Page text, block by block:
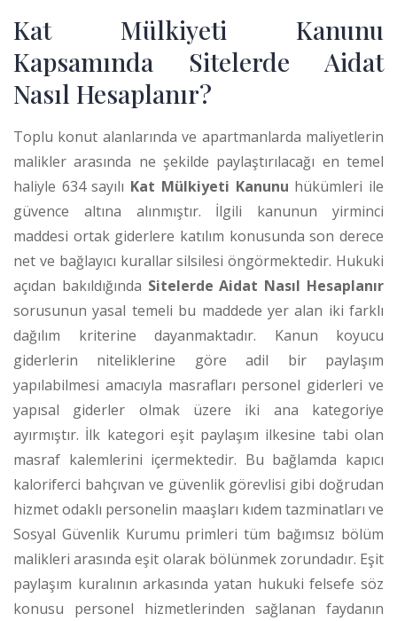
Kat Mülkiyeti Kanunu
Kapsamında Sitelerde Aidat
Nasıl Hesaplanır?
Toplu konut alanlarında ve apartmanlarda maliyetlerin
malikler arasında ne şekilde paylaştırılacağı en temel
haliyle 634 sayılı Kat Mülkiyeti Kanunu hükümleri ile
güvence altına alınmıştır. İlgili kanunun yirminci
maddesi ortak giderlere katılım konusunda son derece
net ve bağlayıcı kurallar silsilesi öngörmektedir. Hukuki
açıdan bakıldığında Sitelerde Aidat Nasıl Hesaplanır
sorusunun yasal temeli bu maddede yer alan iki farklı
dağılım kriterine dayanmaktadır. Kanun koyucu
giderlerin niteliklerine göre adil bir paylaşım
yapılabilmesi amacıyla masrafları personel giderleri ve
yapısal giderler olmak üzere iki ana kategoriye
ayırmıştır. İlk kategori eşit paylaşım ilkesine tabi olan
masraf kalemlerini içermektedir. Bu bağlamda kapıcı
kaloriferci bahçıvan ve güvenlik görevlisi gibi doğrudan
hizmet odaklı personelin maaşları kıdem tazminatları ve
Sosyal Güvenlik Kurumu primleri tüm bağımsız bölüm
malikleri arasında eşit olarak bölünmek zorundadır. Eşit
paylaşım kuralının arkasında yatan hukuki felsefe söz
konusu personel hizmetlerinden sağlanan faydanın